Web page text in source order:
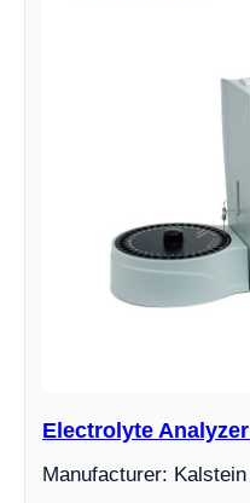
Electrolyte
Manufacturer: Kalstein